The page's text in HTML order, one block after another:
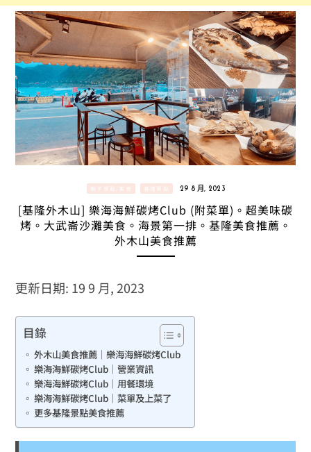
親子景點/美食 基隆景點 29 8 月, 2023
[基隆外木山] 樂海海鮮碳烤Club (附菜單)。超美味碳
烤。大武崙沙灘美食。海景第一排。基隆美食推薦。
外木山美食推薦
更新日期: 19 9 月, 2023
目錄
外木山美食推薦｜樂海海鮮碳烤Club
樂海海鮮碳烤Club｜營業資訊
樂海海鮮碳烤Club｜用餐環境
樂海海鮮碳烤Club｜菜單及上菜了
更多基隆景點美食推薦